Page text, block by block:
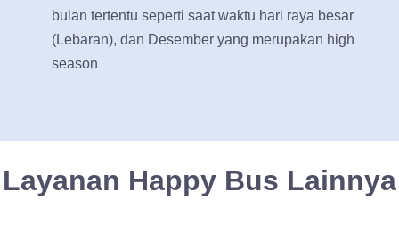
bulan tertentu seperti saat waktu hari raya besar
(Lebaran), dan Desember yang merupakan high
season
Layanan Happy Bus Lainnya